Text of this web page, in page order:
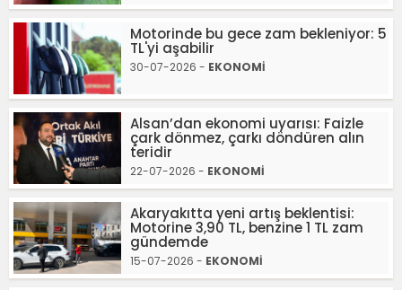
Motorinde bu gece zam bekleniyor: 5
TL'yi aşabilir
30-07-2026 - EKONOMİ
Alsan’dan ekonomi uyarısı: Faizle
çark dönmez, çarkı döndüren alın
teridir
22-07-2026 - EKONOMİ
Akaryakıtta yeni artış beklentisi:
Motorine 3,90 TL, benzine 1 TL zam
gündemde
15-07-2026 - EKONOMİ